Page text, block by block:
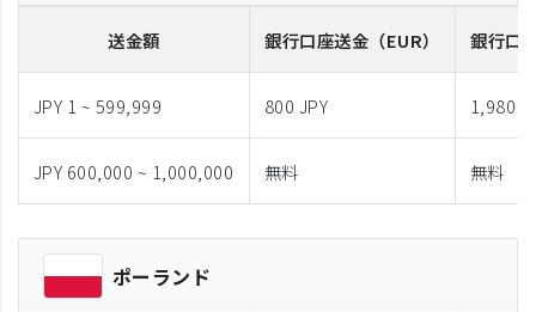
送金額 銀行口座送金 （EUR） 銀行口
JPY 1 ~ 599,999 800 JPY 1,980
JPY 600,000 ~ 1,000,000 無料 無料
ポーランド